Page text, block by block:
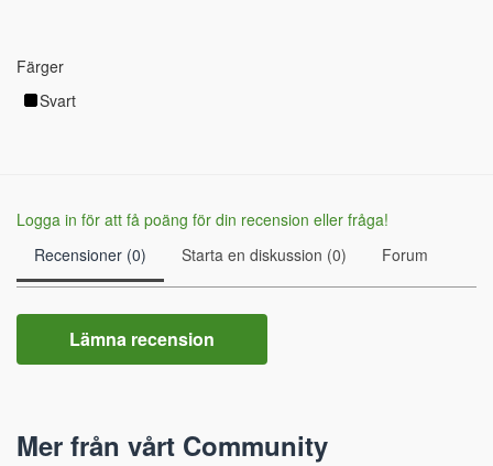
Färger
Svart
Logga in för att få poäng för din recension eller fråga!
Recensioner (0)
Starta en diskussion (0) Forum
Lämna recension
Mer från vårt Community